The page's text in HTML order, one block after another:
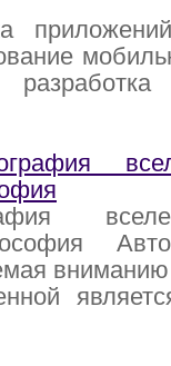
вниманию